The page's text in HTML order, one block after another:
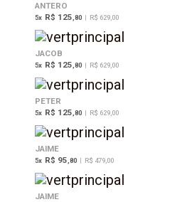
ANTERO
5x R$ 125 ,80 | R$ 629,00
JACOB
5x R$ 125 ,80 | R$ 629,00
PETER
5x R$ 125 ,80 | R$ 629,00
JAIME
5x R$ 95 ,80 | R$ 479,00
JAIME